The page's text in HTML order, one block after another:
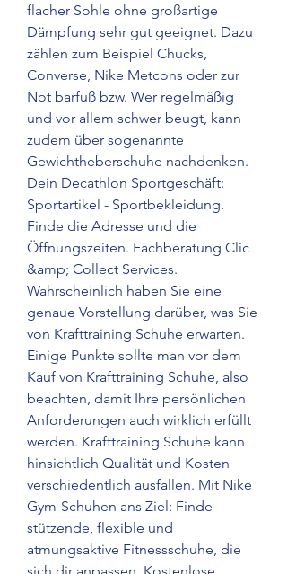
flacher Sohle ohne großartige
Dämpfung sehr gut geeignet. Dazu
zählen zum Beispiel Chucks,
Converse, Nike Metcons oder zur
Not barfuß bzw. Wer regelmäßig
und vor allem schwer beugt, kann
zudem über sogenannte
Gewichtheberschuhe nachdenken.
Dein Decathlon Sportgeschäft:
Sportartikel - Sportbekleidung.
Finde die Adresse und die
Öffnungszeiten. Fachberatung Clic
&amp; Collect Services.
Wahrscheinlich haben Sie eine
genaue Vorstellung darüber, was Sie
von Krafttraining Schuhe erwarten.
Einige Punkte sollte man vor dem
Kauf von Krafttraining Schuhe, also
beachten, damit Ihre persönlichen
Anforderungen auch wirklich erfüllt
werden. Krafttraining Schuhe kann
hinsichtlich Qualität und Kosten
verschiedentlich ausfallen. Mit Nike
Gym-Schuhen ans Ziel: Finde
stützende, flexible und
atmungsaktive Fitnessschuhe, die
sich dir anpassen. Kostenlose